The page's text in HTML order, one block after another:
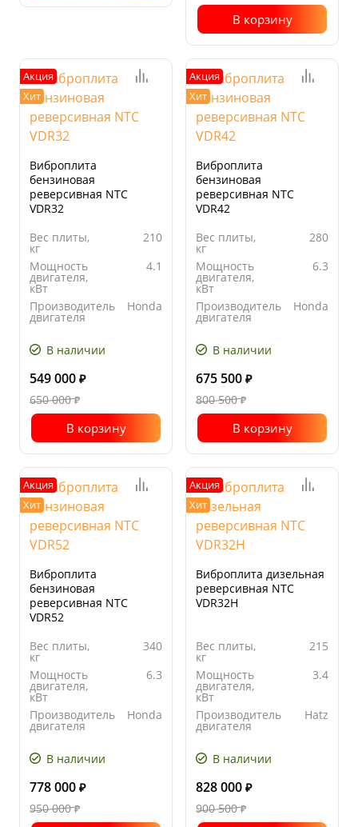
В корзину
Акция
Хит
Виброплита
бензиновая
реверсивная NTC
VDR32
Вес плиты,
кг
210
Мощность
двигателя,
кВт
4.1
Производитель
двигателя
Honda
основания
плиты, мм
В наличии
549 000 ₽
650 000₽
В корзину
Акция
Хит
Виброплита
бензиновая
реверсивная NTC
VDR42
Вес плиты,
кг
280
Мощность
двигателя,
кВт
6.3
Производитель
двигателя
Honda
основания
плиты, мм
В наличии
675 500 ₽
800 500₽
В корзину
Акция
Хит
Виброплита
бензиновая
реверсивная NTC
VDR52
Вес плиты,
кг
340
Мощность
двигателя,
кВт
6.3
Производитель
двигателя
Honda
основания
плиты, мм
В наличии
778 000 ₽
950 000₽
Акция
Хит
Виброплита дизельная
реверсивная NTC
VDR32H
Вес плиты,
кг
215
Мощность
двигателя,
кВт
3.4
Производитель
двигателя
Hatz
основания
плиты, мм
В наличии
828 000 ₽
900 500₽